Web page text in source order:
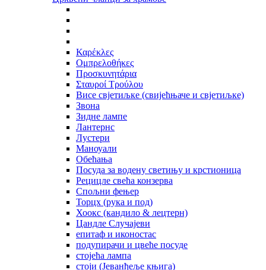
Καρέκλες
Ομπρελοθήκες
Προσκυνητάρια
Σταυροί Τρούλου
Висе свјетиљке (свијећњаче и свјетиљке)
Звона
Зидне лампе
Лантернс
Лустери
Маноуали
Обећања
Посуда за водену светињу и крстионица
Рецицле свећа конзерва
Спољни фењер
Торцх (рука и под)
Хоокс (кандило & лецтерн)
Цандле Случајеви
епитаф и иконостас
подупирачи и цвеће посуде
стојећа лампа
стоји (Јеванђеље књига)